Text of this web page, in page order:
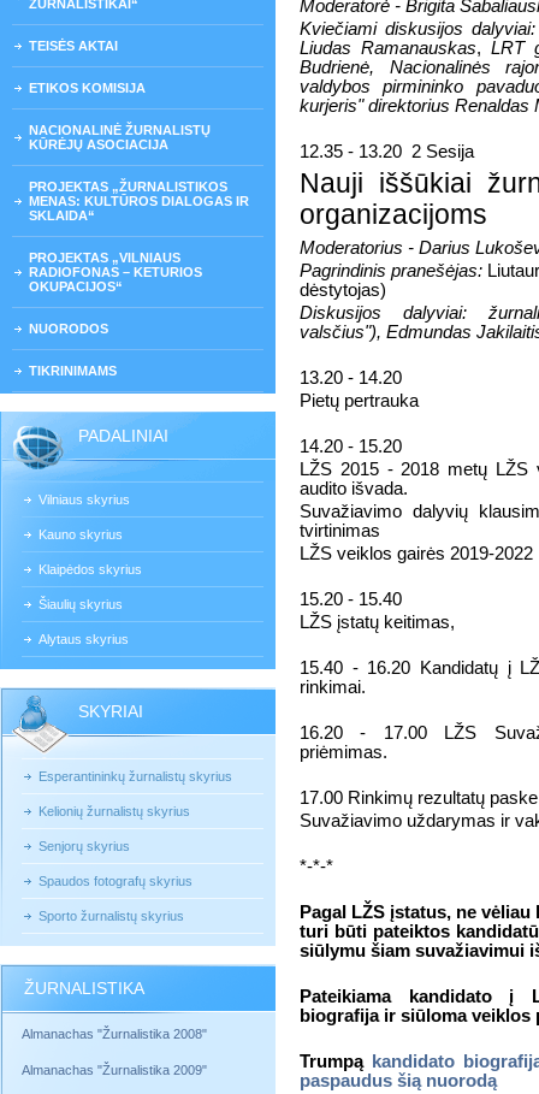
ŽURNALISTIKAI“
TEISĖS AKTAI
ETIKOS KOMISIJA
NACIONALINĖ ŽURNALISTŲ
KŪRĖJŲ ASOCIACIJA
PROJEKTAS „ŽURNALISTIKOS
MENAS: KULTŪROS DIALOGAS IR
SKLAIDA“
PROJEKTAS „VILNIAUS
RADIOFONAS – KETURIOS
OKUPACIJOS“
NUORODOS
TIKRINIMAMS
PADALINIAI
Vilniaus skyrius
Kauno skyrius
Klaipėdos skyrius
Šiaulių skyrius
Alytaus skyrius
SKYRIAI
Esperantininkų žurnalistų skyrius
Kelionių žurnalistų skyrius
Senjorų skyrius
Spaudos fotografų skyrius
Sporto žurnalistų skyrius
ŽURNALISTIKA
Almanachas "Žurnalistika 2008"
Almanachas "Žurnalistika 2009"
Moderatorė - Brigita
Kviečiami diskusijos
Liudas Ramanauskas, LRT
Budrienė, Nacionalinės
valdybos pirmininko
kurjeris" direktorius Renaldas
12.35 - 13.20 2 Sesija
Nauji iššūkiai
organizacijoms
Moderatorius - Darius
Pagrindinis pranešėjas:
dėstytojas)
Diskusijos dalyviai:
valsčius"), Edmundas
13.20 - 14.20
Pietų pertrauka
14.20 - 15.20
LŽS 2015 - 2018 metų LŽS
audito išvada.
Suvažiavimo dalyvių
tvirtinimas
LŽS veiklos gairės 2019-2022
15.20 - 15.40
LŽS įstatų keitimas,
15.40 - 16.20 Kandidatų į
rinkimai.
16.20 - 17.00 LŽS
priėmimas.
17.00 Rinkimų rezultatų
Suvažiavimo uždarymas ir
*-*-*
Pagal LŽS įstatus, ne
turi būti pateiktos
siūlymu šiam suvažiavimui
Pateikiama kandidato į
biografija ir siūloma veiklos
Trumpą kandidato
paspaudus šią nuorodą